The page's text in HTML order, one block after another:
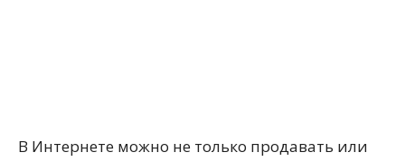
В Интернете можно не только продавать или